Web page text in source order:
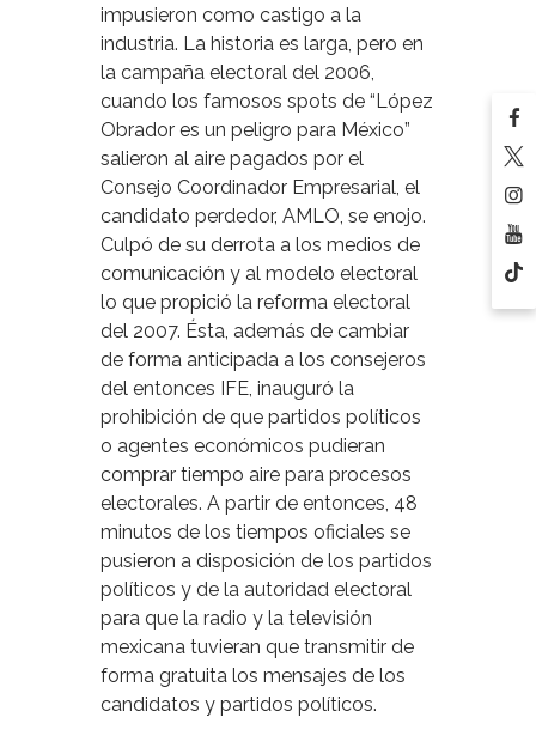
impusieron como castigo a la
industria. La historia es larga, pero en
la campaña electoral del 2006,
cuando los famosos spots de “López
Obrador es un peligro para México”
salieron al aire pagados por el
Consejo Coordinador Empresarial, el
candidato perdedor, AMLO, se enojo.
Culpó de su derrota a los medios de
comunicación y al modelo electoral
lo que propició la reforma electoral
del 2007. Ésta, además de cambiar
de forma anticipada a los consejeros
del entonces IFE, inauguró la
prohibición de que partidos políticos
o agentes económicos pudieran
comprar tiempo aire para procesos
electorales. A partir de entonces, 48
minutos de los tiempos oficiales se
pusieron a disposición de los partidos
políticos y de la autoridad electoral
para que la radio y la televisión
mexicana tuvieran que transmitir de
forma gratuita los mensajes de los
candidatos y partidos políticos.